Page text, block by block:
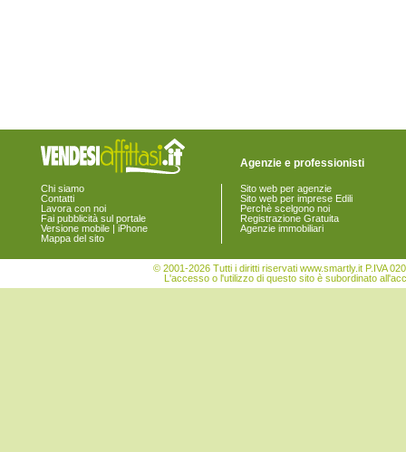
Chi siamo
Contatti
Lavora con noi
Fai pubblicità sul portale
Versione mobile | iPhone
Mappa del sito
Agenzie e professionisti
Sito web per agenzie
Sito web per imprese Edili
Perchè scelgono noi
Registrazione Gratuita
Agenzie immobiliari
© 2001-2026 Tutti i diritti riservati www.smartly.it P.IVA
L'accesso o l'utilizzo di questo sito è subordinato